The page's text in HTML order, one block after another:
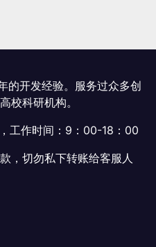
的开发经验。服务过众多创
校科研机构。
工作时间：9：00-18：00
，切勿私下转账给客服人